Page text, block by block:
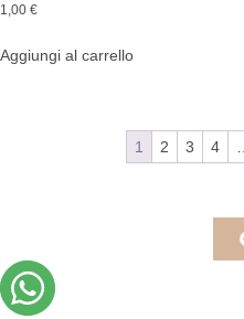
1,00 €
Aggiungi al carrello
1 2 3 4